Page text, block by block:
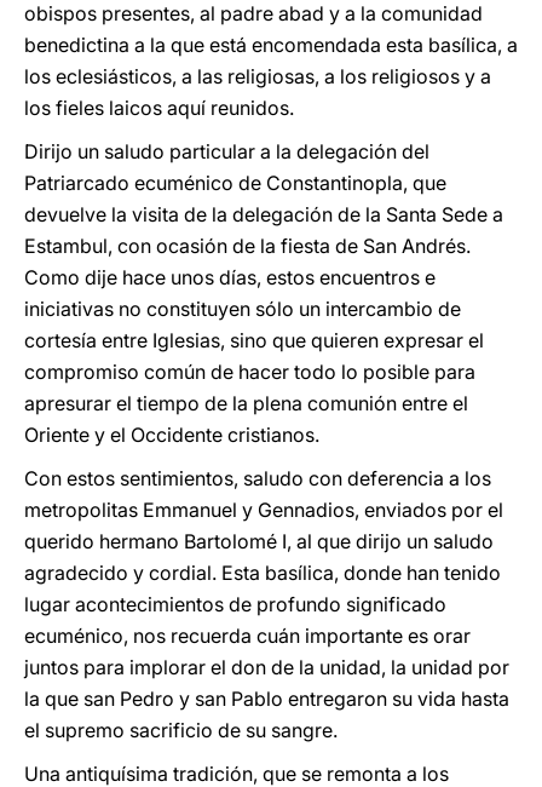
obispos presentes, al padre abad y a la comunidad
benedictina a la que está encomendada esta basílica, a
los eclesiásticos, a las religiosas, a los religiosos y a
los fieles laicos aquí reunidos.
Dirijo un saludo particular a la delegación del
Patriarcado ecuménico de Constantinopla, que
devuelve la visita de la delegación de la Santa Sede a
Estambul, con ocasión de la fiesta de San Andrés.
Como dije hace unos días, estos encuentros e
iniciativas no constituyen sólo un intercambio de
cortesía entre Iglesias, sino que quieren expresar el
compromiso común de hacer todo lo posible para
apresurar el tiempo de la plena comunión entre el
Oriente y el Occidente cristianos.
Con estos sentimientos, saludo con deferencia a los
metropolitas Emmanuel y Gennadios, enviados por el
querido hermano Bartolomé I, al que dirijo un saludo
agradecido y cordial. Esta basílica, donde han tenido
lugar acontecimientos de profundo significado
ecuménico, nos recuerda cuán importante es orar
juntos para implorar el don de la unidad, la unidad por
la que san Pedro y san Pablo entregaron su vida hasta
el supremo sacrificio de su sangre.
Una antiquísima tradición, que se remonta a los